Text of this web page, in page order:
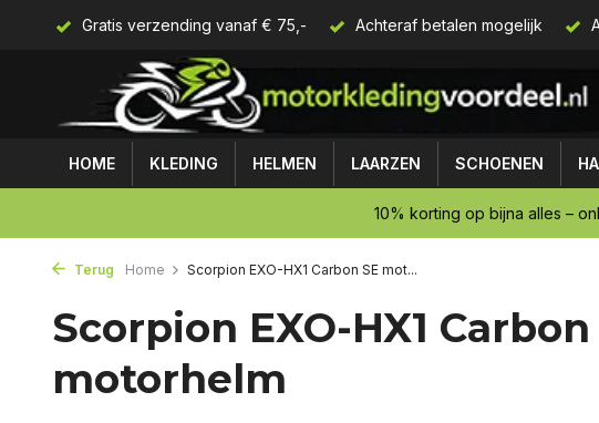
Gratis verzending vanaf € 75,- Achteraf betalen mogelijk
HOME KLEDING HELMEN LAARZEN SCHOENEN
10% korting op bijna alles –
Terug Home Scorpion EXO-HX1 Carbon SE mot...
Scorpion EXO-HX1 Carbon
motorhelm